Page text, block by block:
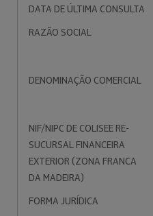
DATA DE ÚLTIMA CONSULTA
RAZÃO SOCIAL
DENOMINAÇÃO COMERCIAL
NIF/NIPC DE COLISEE RE-
SUCURSAL FINANCEIRA
EXTERIOR (ZONA FRANCA
DA MADEIRA)
FORMA JURÍDICA